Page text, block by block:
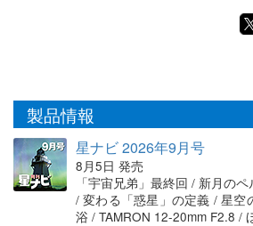
製品情報
星ナビ 2026年9月号
8月5日 発売
「宇宙兄弟」最終回 / 新月の
/ 変わる「惑星」の定義 / 星空
浴 / TAMRON 12-20mm F2.8 /